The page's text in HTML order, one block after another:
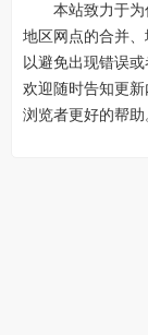
本站致力于
地区网点的合并
以避免出现错误
欢迎随时告知更
浏览者更好的帮助